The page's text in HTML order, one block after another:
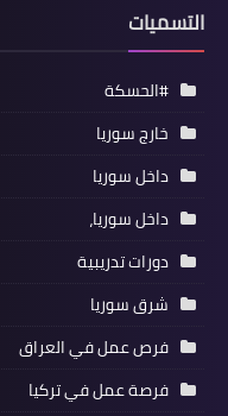
التسميات
#الحسكة
خارج سوريا
داخل سوريا
داخل سوريا،
دورات تدريبية
شرق سوريا
فرص عمل في العراق
فرصة عمل في تركيا